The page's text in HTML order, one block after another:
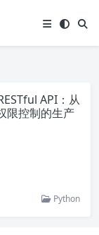
API：从
限控制的生产
Python